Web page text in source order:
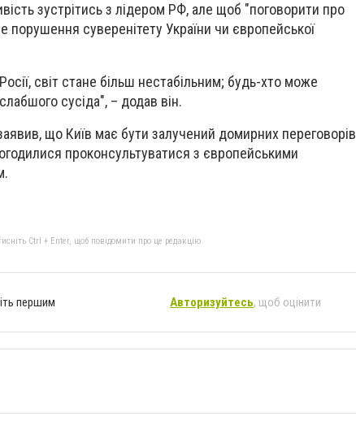
зустрітись з лідером РФ, але щоб "поговорити про
суверенітету України чи європейської
світ стане більш нестабільним; будь-хто може
сусіда", – додав він.
що Київ має бути залучений домирних переговорів
проконсультуватися з європейськими
Ctrl + Enter, щоб повідомити про це редакцію
першим Авторизуйтесь, щоб оцінити